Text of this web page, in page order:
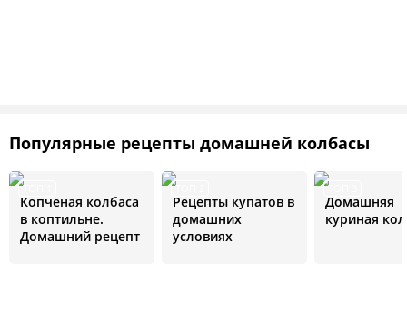
Популярные рецепты домашней колбасы
ТОП 1
Копченая колбаса
в коптильне.
Домашний рецепт
ТОП 2
Рецепты купатов в
домашних
условиях
ТОП 3
Домашняя
куриная